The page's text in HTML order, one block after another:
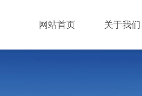
网站首页 关于我们